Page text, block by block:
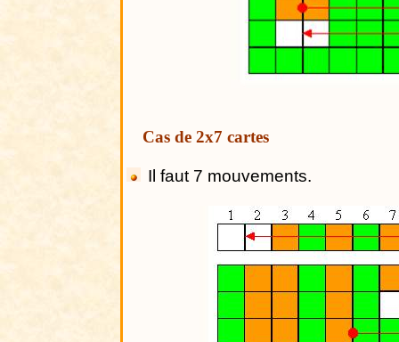
Cas de 2x7 cartes
Il faut 7 mouvements.